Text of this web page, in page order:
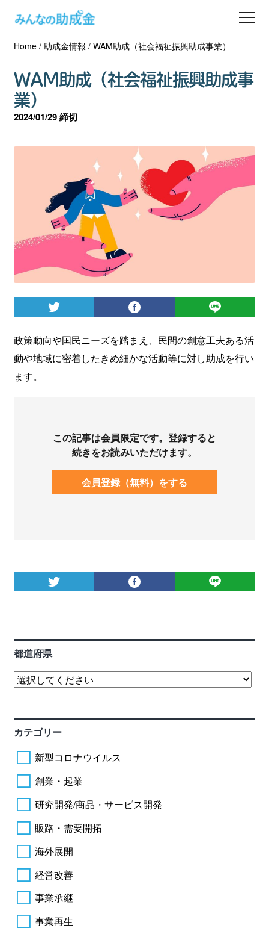
助成金を探す
士業の方へ
助成金コラム
ダウンロード
ログイン
Home/ 助成金情報 / WAM助成（社会福祉振興助成事業）
WAM助成（社会福祉振興助成事
業）
2024/01/29 締切
政策動向や国民ニーズを踏まえ、民間の創意工夫ある活
動や地域に密着したきめ細かな活動等に対し助成を行い
ます。
この記事は会員限定です。登録すると
続きをお読みいただけます。
会員登録（無料）をする
都道府県
カテゴリー
新型コロナウイルス
創業・起業
研究開発/商品・サービス開発
販路・需要開拓
海外展開
経営改善
事業承継
事業再生